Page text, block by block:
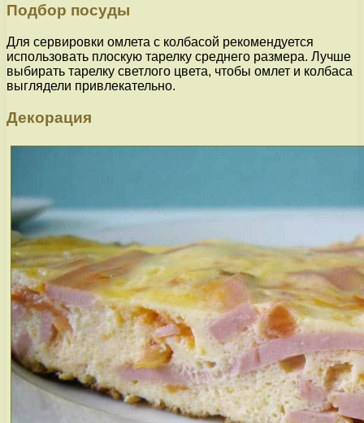
Подбор посуды
Для сервировки омлета с колбасой рекомендуется
использовать плоскую тарелку среднего размера. Лучше
выбирать тарелку светлого цвета, чтобы омлет и колбаса
выглядели привлекательно.
Декорация